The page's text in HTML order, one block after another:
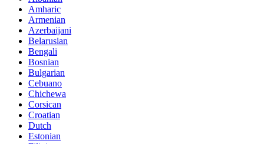
Amharic
Armenian
Azerbaijani
Belarusian
Bengali
Bosnian
Bulgarian
Cebuano
Chichewa
Corsican
Croatian
Dutch
Estonian